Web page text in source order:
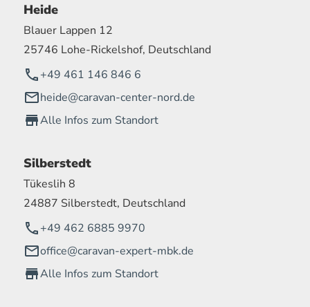
Heide
Blauer Lappen 12
25746 Lohe-Rickelshof, Deutschland
+49 461 146 846 6
heide@caravan-center-nord.de
Alle Infos zum Standort
Silberstedt
Tükeslih 8
24887 Silberstedt, Deutschland
+49 462 6885 9970
office@caravan-expert-mbk.de
Alle Infos zum Standort